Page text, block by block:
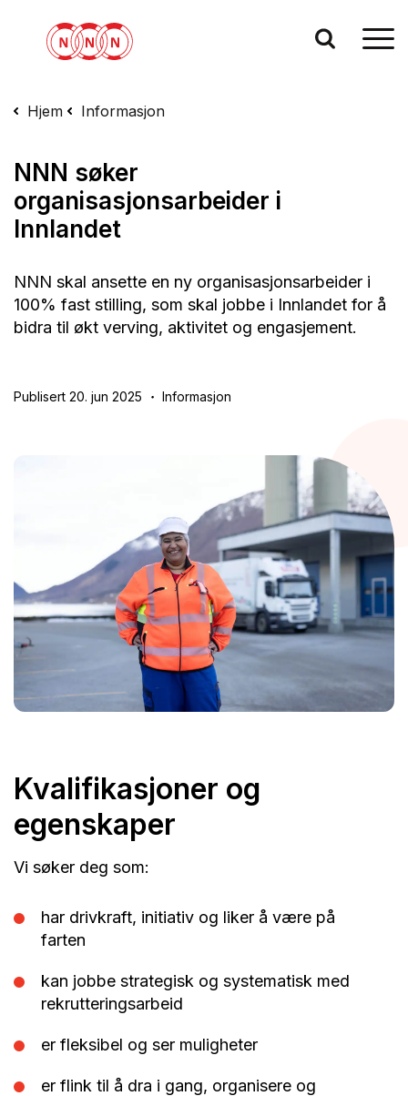
Hjem Informasjon
NNN søker
organisasjonsarbeider i
Innlandet
NNN skal ansette en ny organisasjonsarbeider i
100% fast stilling, som skal jobbe i Innlandet for å
bidra til økt verving, aktivitet og engasjement.
Publisert 20. jun 2025 Informasjon
Kvalifikasjoner og
egenskaper
Vi søker deg som:
har drivkraft, initiativ og liker å være på
farten
kan jobbe strategisk og systematisk med
rekrutteringsarbeid
er fleksibel og ser muligheter
er flink til å dra i gang, organisere og